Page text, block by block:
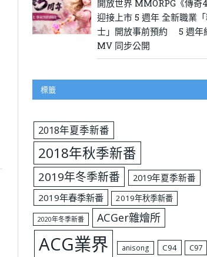
開放世界 MMORPG《傳奇4
迎接上市 5 週年 全新職業
士」開放事前預約 5 週年
MV 同步公開
標籤
2018年夏季新番
2018年秋季新番
2019年冬季新番
2019年夏季新番
2019年春季新番
2019年秋季新番
2020年冬季新番 ACGer雜燴所
ACG業界 anisong C94 C97